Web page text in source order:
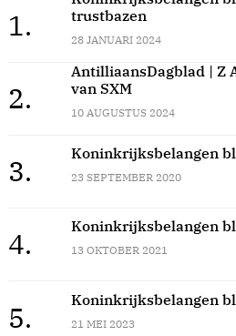
1.
trustbazen
28 JANUARI 2024
2.
AntilliaansDagblad | Z
van SXM
10 AUGUSTUS 2024
3.
Koninkrijksbelangen
23 SEPTEMBER 2020
4.
Koninkrijksbelangen
13 OKTOBER 2021
5.
Koninkrijksbelangen
21 MEI 2023